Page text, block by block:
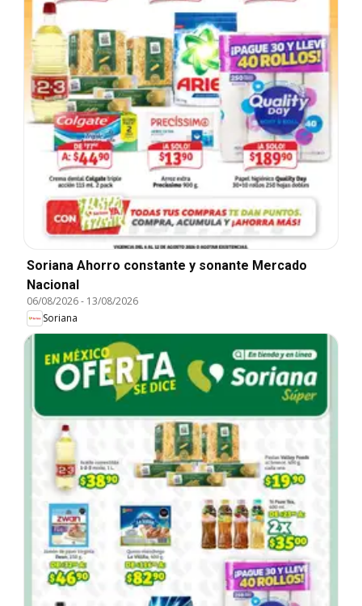
Soriana Ahorro constante y sonante Mercado
Nacional
06/08/2026- 13/08/2026
Soriana